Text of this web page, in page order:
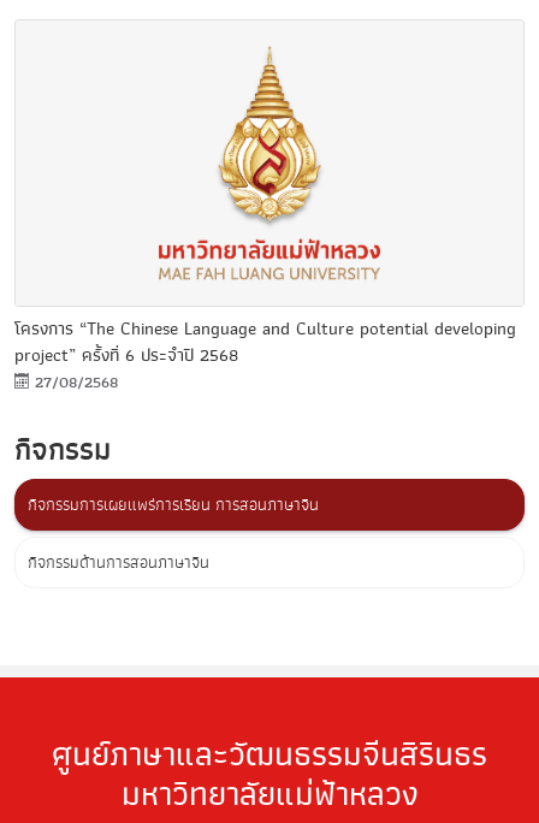
โครงการ “The Chinese Language and Culture potential developing
project” ครั้งที่ 6 ประจำปี 2568
27/08/2568
กิจกรรม
กิจกรรมการเผยแพร่การเรียน การสอนภาษาจีน
กิจกรรมด้านการสอนภาษาจีน
ศูนย์ภาษาและวัฒนธรรมจีนสิรินธร
มหาวิทยาลัยแม่ฟ้าหลวง